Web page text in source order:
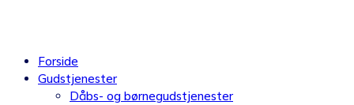
Forside
Gudstjenester
Dåbs- og børnegudstjenester